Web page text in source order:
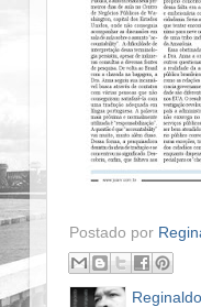
Postado por